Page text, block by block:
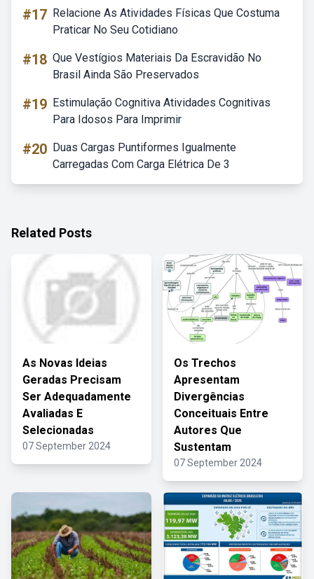
#17 Relacione As Atividades Físicas Que Costuma
Praticar No Seu Cotidiano
#18 Que Vestígios Materiais Da Escravidão No
Brasil Ainda São Preservados
#19 Estimulação Cognitiva Atividades Cognitivas
Para Idosos Para Imprimir
#20 Duas Cargas Puntiformes Igualmente
Carregadas Com Carga Elétrica De 3
Related Posts
As Novas Ideias
Geradas Precisam
Ser Adequadamente
Avaliadas E
Selecionadas
07 September 2024
Os Trechos
Apresentam
Divergências
Conceituais Entre
Autores Que
Sustentam
07 September 2024